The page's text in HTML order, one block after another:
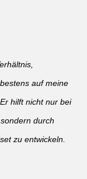
auf meine
hilft nicht nur bei
durch
zu entwickeln.